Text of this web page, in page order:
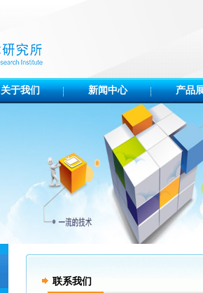
关于我们 新闻中心 产品
联系我们